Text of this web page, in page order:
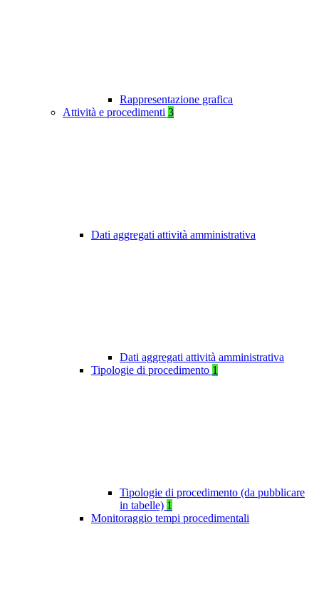
Rappresentazione grafica
Attività e procedimenti 3
Dati aggregati attività amministrativa
Dati aggregati attività amministrativa
Tipologie di procedimento 1
Tipologie di procedimento (da pubblicare
in tabelle) 1
Monitoraggio tempi procedimentali